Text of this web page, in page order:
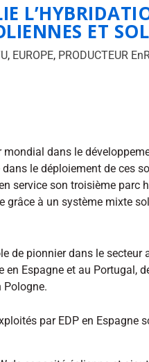
ET
, EUROPE, PRODUCTEUR
mondial dans le
le déploiement de ces
service son troisième parc
grâce à un système mixte
de pionnier dans le secteur
en Espagne et au Portugal,
Pologne.
par EDP en Espagne